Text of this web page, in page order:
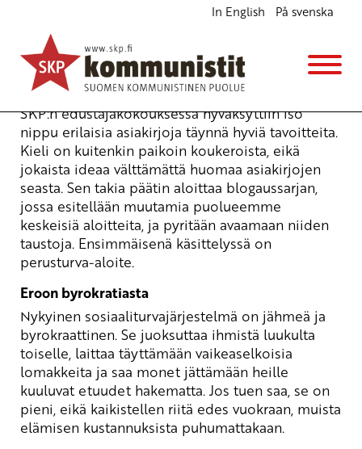
In English På svenska
Perusturva-aloite syyniin
Blogi
13.8.2013 - 16:38
SKP:n edustajakokouksessa hyväksyttiin iso
nippu erilaisia asiakirjoja täynnä hyviä tavoitteita.
Kieli on kuitenkin paikoin koukeroista, eikä
jokaista ideaa välttämättä huomaa asiakirjojen
seasta. Sen takia päätin aloittaa blogaussarjan,
jossa esitellään muutamia puolueemme
keskeisiä aloitteita, ja pyritään avaamaan niiden
taustoja. Ensimmäisenä käsittelyssä on
perusturva-aloite.
Eroon byrokratiasta
Nykyinen sosiaaliturvajärjestelmä on jähmeä ja
byrokraattinen. Se juoksuttaa ihmistä luukulta
toiselle, laittaa täyttämään vaikeaselkoisia
lomakkeita ja saa monet jättämään heille
kuuluvat etuudet hakematta. Jos tuen saa, se on
pieni, eikä kaikistellen riitä edes vuokraan, muista
elämisen kustannuksista puhumattakaan.